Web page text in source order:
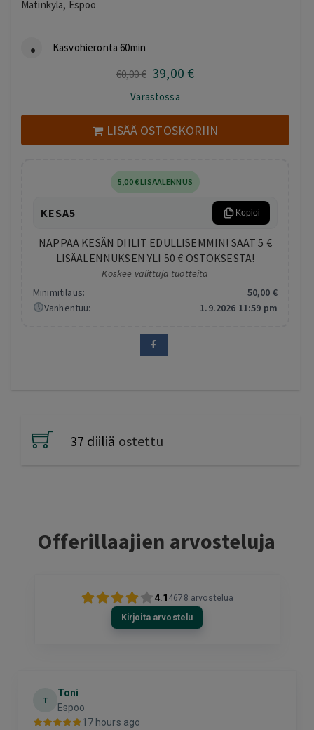
Matinkylä, Espoo
Kasvohieronta 60min
60,00€ Alkuperäinen
oli:
60,00 €.
39,00 €Nykyinen
39,00 €.
Varastossa
LISÄÄ OSTOSKORIIN
5 ,00€LISÄALENNUS
KESA5 Kopioi
NAPPAA KESÄN DIILIT EDULLISEMMIN! SAAT 5 €
LISÄALENNUKSEN YLI 50 € OSTOKSESTA!
Koskee valittuja tuotteita
Minimitilaus:
50,00 €
Vanhentuu:
1.9.2026 11:59 pm
37 diiliä ostettu
Offerillaajien arvosteluja
4.1 4678 arvostelua
Kirjoita arvostelu
T
Toni
Espoo
17 hours ago